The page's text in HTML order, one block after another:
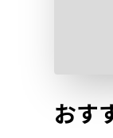
おす